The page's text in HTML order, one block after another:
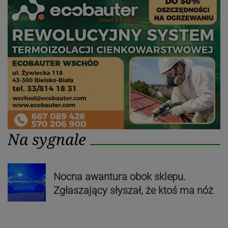
Na sygnale
Nocna awantura obok sklepu.
Zgłaszający słyszał, że ktoś ma nóż